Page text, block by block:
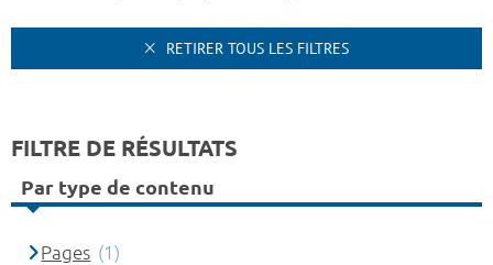
RETIRER TOUS LES FILTRES
FILTRE DE RÉSULTATS
Par type de contenu
Pages (1)